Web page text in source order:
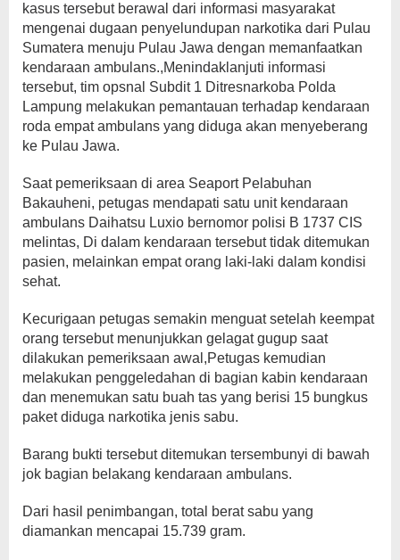
kasus tersebut berawal dari informasi masyarakat
mengenai dugaan penyelundupan narkotika dari Pulau
Sumatera menuju Pulau Jawa dengan memanfaatkan
kendaraan ambulans.,Menindaklanjuti informasi
tersebut, tim opsnal Subdit 1 Ditresnarkoba Polda
Lampung melakukan pemantauan terhadap kendaraan
roda empat ambulans yang diduga akan menyeberang
ke Pulau Jawa.
Saat pemeriksaan di area Seaport Pelabuhan
Bakauheni, petugas mendapati satu unit kendaraan
ambulans Daihatsu Luxio bernomor polisi B 1737 CIS
melintas, Di dalam kendaraan tersebut tidak ditemukan
pasien, melainkan empat orang laki-laki dalam kondisi
sehat.
Kecurigaan petugas semakin menguat setelah keempat
orang tersebut menunjukkan gelagat gugup saat
dilakukan pemeriksaan awal,Petugas kemudian
melakukan penggeledahan di bagian kabin kendaraan
dan menemukan satu buah tas yang berisi 15 bungkus
paket diduga narkotika jenis sabu.
Barang bukti tersebut ditemukan tersembunyi di bawah
jok bagian belakang kendaraan ambulans.
Dari hasil penimbangan, total berat sabu yang
diamankan mencapai 15.739 gram.